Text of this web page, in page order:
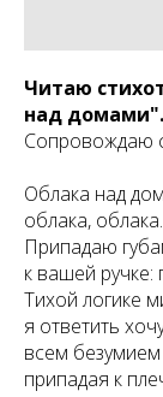
Читаю
над домами".
Сопровождаю
Облака над
облака, облака.
Припадаю
к вашей ручке:
Тихой логике
я ответить
всем
припадая к